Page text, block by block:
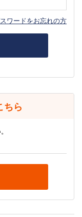
ワードをお忘れの方
ちら